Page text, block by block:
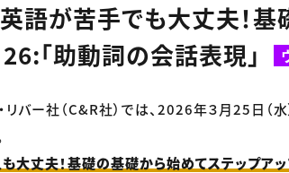
英語が苦手でも大丈夫！
「助動詞の会話表現」
・リバー社（C&R社）では、2026年３月25日
大丈夫！基礎の基礎から始めてステップアッ